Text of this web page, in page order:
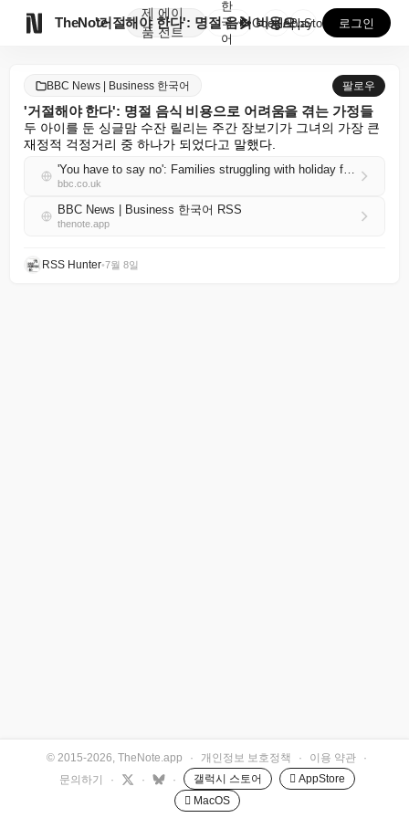
TheNote
제
품
에이
전트
'거절해야 한다': 명절 음식 비용으로 어려움을 겪는 ...
한
국
어
GooglePlay
AppStore 로그인
BBC News | Business 한국어 팔로우
'거절해야 한다': 명절 음식 비용으로 어려움을 겪는 가정들
두 아이를 둔 싱글맘 수잔 릴리는 주간 장보기가 그녀의 가장 큰
재정적 걱정거리 중 하나가 되었다고 말했다.
'You have to say no': Families struggling with holiday food costs
bbc.co.uk
BBC News | Business 한국어 RSS
thenote.app
RSS Hunter•7월 8일
© 2015-2026, TheNote.app · 개인정보 보호정책 · 이용 약관
·
문의하기
· · · 갤럭시 스토어
 AppStore
 MacOS